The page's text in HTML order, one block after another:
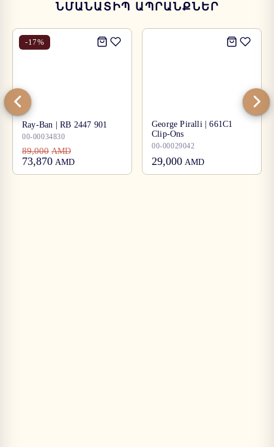
ՆՄԱՆԱՏԻՊ ԱՊՐԱՆՔՆԵՐ
-17%
Ray-Ban | RB 2447 901
00-00034830
89,000 AMD
73,870 AMD
George Piralli | 661C1
Clip-Ons
00-00029042
29,000 AMD